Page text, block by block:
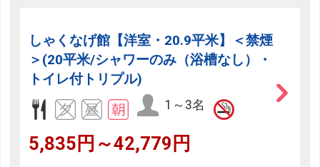
しゃくなげ館【洋室・20.9平米】＜禁煙
＞(20平米/シャワーのみ（浴槽なし）・
トイレ付トリプル)
1～3名
5,835円～42,779円